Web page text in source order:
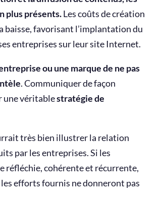
plus présents.Les coûts de création
baisse, favorisant l’implantation du
entreprises sur leur site Internet.
ou une marque de ne pas
. Communiquer de façon
une véritablestratégie de
très bien illustrer la relation
par les entreprises. Si les
réfléchie, cohérente et récurrente,
efforts fournis ne donneront pas